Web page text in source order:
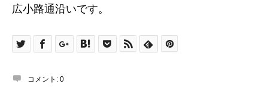
広小路通沿いです。
コメント: 0